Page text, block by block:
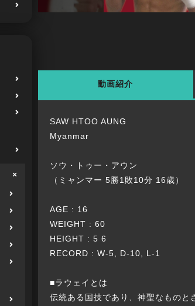
動画紹介
SAW HTOO AUNG
Myanmar
ソウ・トゥー・アウン
（ミャンマー 5勝1敗10分 16歳）
AGE : 16
WEIGHT : 60
HEIGHT : 5 6
RECORD : W-5, D-10, L-1
■ラウェイとは
伝統ある国技であり、神聖なものと